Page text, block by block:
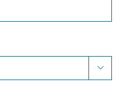
